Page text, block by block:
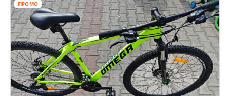
ПРОМО